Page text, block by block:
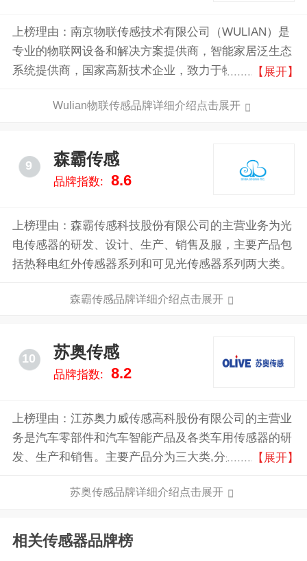
上榜理由：南京物联传感技术有限公司（WULIAN）是
专业的物联网设备和解决方案提供商，智能家居泛生态
系统提供商，国家高新技术企业，致力于物联网智能家
研发人员占比55%，已获国家/国际发明专利共88项，
算、雾计算、雨计算等各种应用的智能家居产品生态体
系，自主研发产品超过200款，生态合作产品超过2000
【展开】
Wulian物联传感品牌详细介绍点击展开
9 森霸传感
品牌指数: 8.6
上榜理由：森霸传感科技股份有限公司的主营业务为光
电传感器的研发、设计、生产、销售及服，主要产品包
括热释电红外传感器系列和可见光传感器系列两大类。
森霸传感品牌详细介绍点击展开
10 苏奥传感
品牌指数: 8.2
上榜理由：江苏奥力威传感高科股份有限公司的主营业
务是汽车零部件和汽车智能产品及各类车用传感器的研
发、生产和销售。主要产品分为三大类,分别为传感器
来,一直从事汽车油位传感器的研发、制造及销售,迄今
大的汽车油位传感器生产厂家之一。公司是国内汽车油
位传感器领域技术先进、市场占有率较高的高新技术企
【展开】
苏奥传感品牌详细介绍点击展开
相关传感器品牌榜